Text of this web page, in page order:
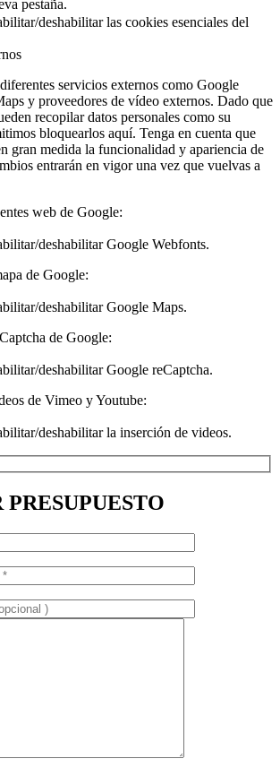
pestaña.
deshabilitar las cookies esenciales del
servicios externos como Google
y proveedores de vídeo externos. Dado que
recopilar datos personales como su
bloquearlos aquí. Tenga en cuenta que
gran medida la funcionalidad y apariencia de
entrarán en vigor una vez que vuelvas a
web de Google:
deshabilitar Google Webfonts.
de Google:
deshabilitar Google Maps.
de Google:
deshabilitar Google reCaptcha.
de Vimeo y Youtube:
deshabilitar la inserción de videos.